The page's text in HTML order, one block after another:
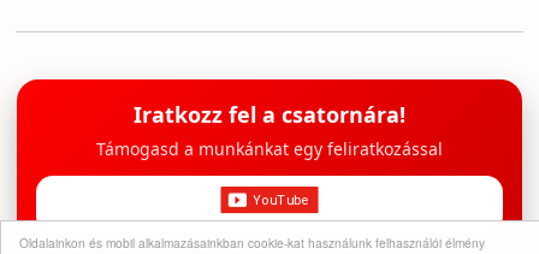
Oldalainkon és mobil alkalmazásainkban cookie-kat használunk felhasználói élmény
Iratkozz fel a csatornára!
Támogasd a munkánkat egy feliratkozással